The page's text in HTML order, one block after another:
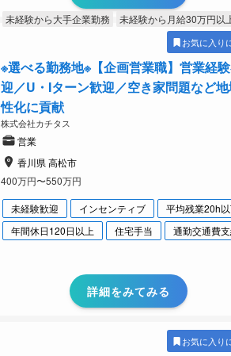
未経験から大手企業勤務 未経験から月給30万円以
お気に入り
※選べる勤務地※【企画営業職】営業経
迎／U・Iターン歓迎／空き家問題など
性化に貢献
株式会社カチタス
営業
香川県 高松市
400万円〜550万円
未経験歓迎 インセンティブ
平均残業20h
年間休日120日以上
住宅手当 通勤交通費
詳細をみてみる
お気に入り